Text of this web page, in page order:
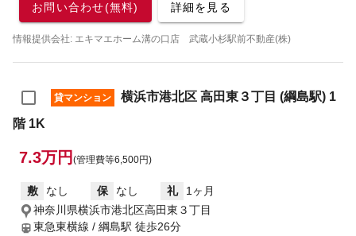
お問い合わせ(無料) 詳細を見る
情報提供会社: エキマエホーム溝の口店 武蔵小杉駅前不動産(株)
貸マンション
横浜市港北区 高田東３丁目 (綱島駅) 1
階 1K
7.3万円 (管理費等6,500円)
敷 なし 保 なし 礼
1ヶ月
神奈川県横浜市港北区高田東３丁目
東急東横線 / 綱島駅 徒歩26分